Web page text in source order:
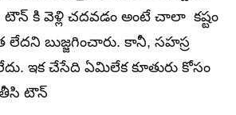
టౌన్ కి వెళ్లి చదవడం అంటే చాలా కష్టం
బుజ్జగించారు. కానీ, సహస్ర
ఇక చేసేది ఏమిలేక కూతురు కోసం
తీసి టౌన్